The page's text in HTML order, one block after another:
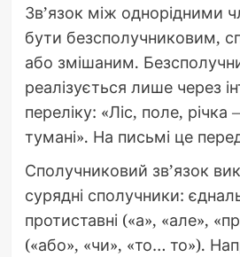
Зв’язок між однорідними
бути безсполучниковим,
або змішаним.
реалізується лише через
переліку: «Ліс, поле,
тумані». На письмі це
Сполучниковий зв’язок
сурядні сполучники:
протиставні («а», «але»,
(«або», «чи», «то… то»).